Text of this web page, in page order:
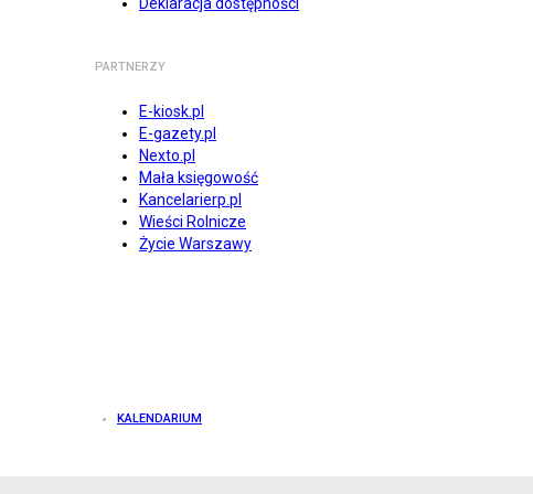
PARTNERZY
E-kiosk.pl
E-gazety.pl
Nexto.pl
Mała księgowość
Kancelarierp.pl
Wieści Rolnicze
Życie Warszawy
KALENDARIUM